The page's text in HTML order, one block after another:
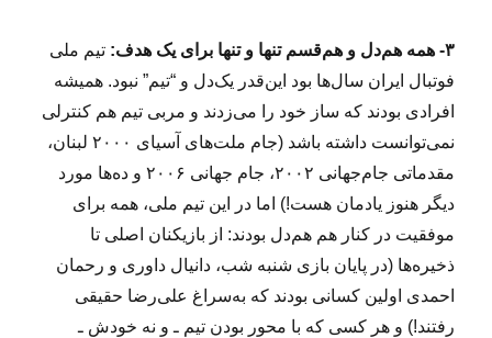
۳- همه هم‌دل و هم‌قسم تنها و تنها برای یک هدف:
تیم ملی
فوتبال ایران سال‌ها بود این‌قدر یک‌دل و “تیم” نبود. همیشه
افرادی بودند که ساز خود را می‌زدند و مربی تیم هم کنترلی
نمی‌توانست داشته باشد (جام ملت‌های آسیای ۲۰۰۰ لبنان،
مقدماتی جام‌‌جهانی ۲۰۰۲، جام جهانی ۲۰۰۶ و ده‌ها مورد
دیگر هنوز یادمان هست!) اما در این تیم ملی، همه برای
موفقیت در کنار هم هم‌دل بودند: از بازیکنان اصلی تا
ذخیره‌ها (در پایان بازی شنبه شب، دانیال داوری و رحمان
احمدی اولین کسانی بودند که به‌سراغ علی‌رضا حقیقی
رفتند!) و هر کسی که با محور بودن تیم ـ و نه خودش ـ